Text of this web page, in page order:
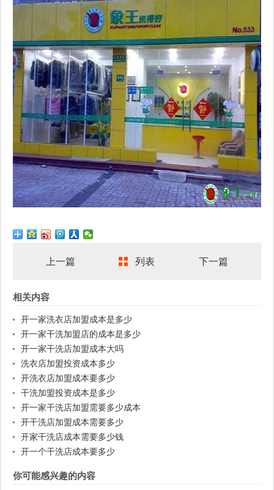
上一篇 列表 下一篇
相关内容
开一家洗衣店加盟成本是多少
开一家干洗加盟店的成本是多少
开一家干洗店加盟成本大吗
洗衣店加盟投资成本多少
开洗衣店加盟成本要多少
干洗加盟投资成本是多少
开一家干洗店加盟需要多少成本
开干洗店加盟成本需要多少
开家干洗店成本需要多少钱
开一个干洗店成本要多少
你可能感兴趣的内容